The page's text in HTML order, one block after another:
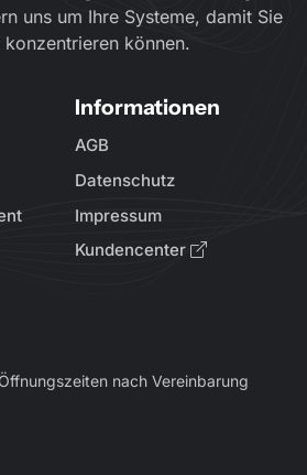
uns um Ihre Systeme, damit Sie
können.
Informationen
AGB
Datenschutz
Impressum
Kundencenter
nach Vereinbarung